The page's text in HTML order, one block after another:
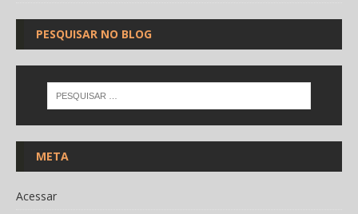
PESQUISAR NO BLOG
META
Acessar